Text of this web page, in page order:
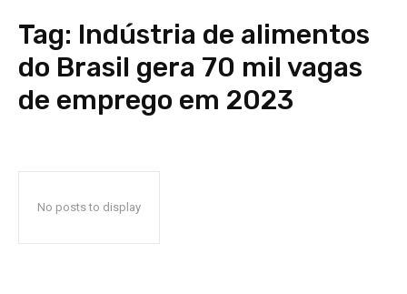
Tag: Indústria de alimentos
do Brasil gera 70 mil vagas
de emprego em 2023
No posts to display